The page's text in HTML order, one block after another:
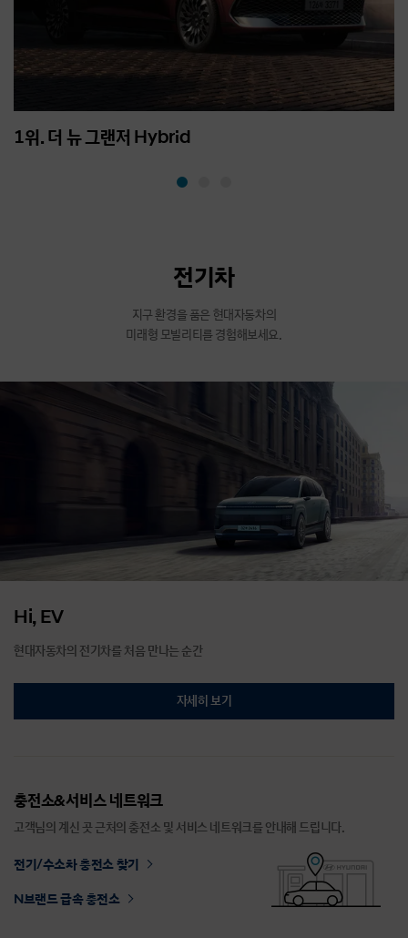
1위. 더 뉴 그랜저 Hybrid
전기차
지구 환경을 품은 현대자동차의
미래형 모빌리티를 경험해보세요.
Hi, EV
현대자동차의 전기차를 처음 만나는 순간
자세히 보기
충전소&서비스 네트워크
고객님의 계신 곳 근처의 충전소 및 서비스 네트워크를 안내해 드립니다.
전기/수소차 충전소 찾기
N브랜드 급속 충전소